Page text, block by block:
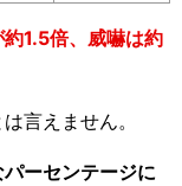
1.5倍、威嚇は約
言えません。
ーセンテージに